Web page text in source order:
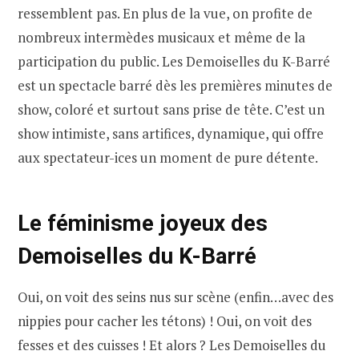
ressemblent pas. En plus de la vue, on profite de
nombreux intermèdes musicaux et même de la
participation du public. Les Demoiselles du K-Barré
est un spectacle barré dès les premières minutes de
show, coloré et surtout sans prise de tête. C’est un
show intimiste, sans artifices, dynamique, qui offre
aux spectateur-ices un moment de pure détente.
Le féminisme joyeux des
Demoiselles du K-Barré
Oui, on voit des seins nus sur scène (enfin…avec des
nippies pour cacher les tétons) ! Oui, on voit des
fesses et des cuisses ! Et alors ? Les Demoiselles du